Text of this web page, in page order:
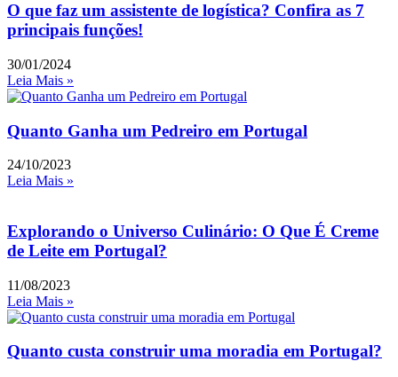
O que faz um assistente de logística? Confira as 7
principais funções!
30/01/2024
Leia Mais »
Quanto Ganha um Pedreiro em Portugal
24/10/2023
Leia Mais »
Explorando o Universo Culinário: O Que É Creme
de Leite em Portugal?
11/08/2023
Leia Mais »
Quanto custa construir uma moradia em Portugal?